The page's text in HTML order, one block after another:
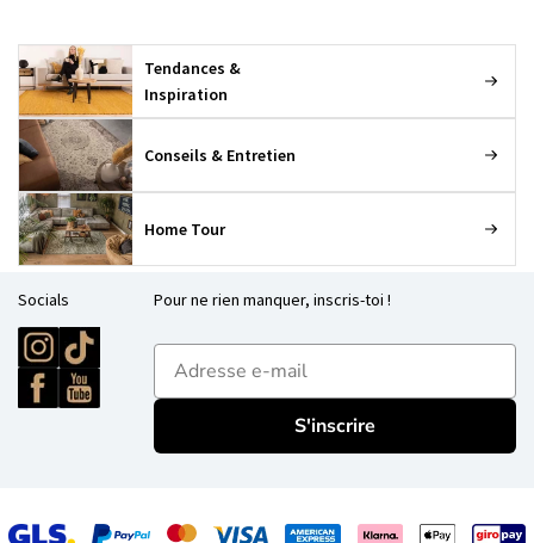
Tendances &
Inspiration
Conseils & Entretien
Home Tour
Socials Pour ne rien manquer, inscris-toi !
E-mailadres
S'inscrire